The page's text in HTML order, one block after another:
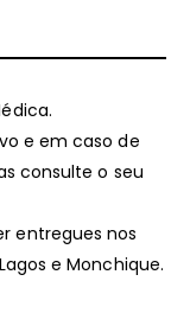
e em caso de
consulte o seu
entregues nos
e Monchique.